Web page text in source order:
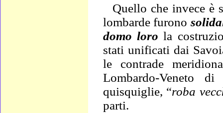
Quello che invece è
lombarde furono
domo loro la
stati unificati dai
le contrade
Lombardo-Veneto
quisquiglie, “roba
parti.